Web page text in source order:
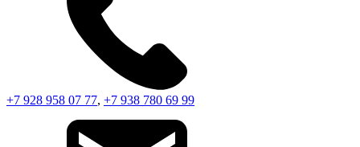
+7 928 958 07 77, +7 938 780 69 99